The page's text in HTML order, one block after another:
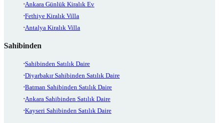
Ankara Günlük Kiralık Ev
Fethiye Kiralık Villa
Antalya Kiralık Villa
Sahibinden
Sahibinden Satılık Daire
Diyarbakır Sahibinden Satılık Daire
Batman Sahibinden Satılık Daire
Ankara Sahibinden Satılık Daire
Kayseri Sahibinden Satılık Daire